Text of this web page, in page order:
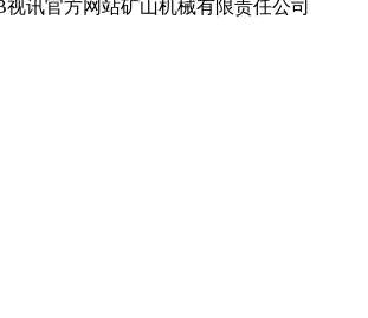
讯官方网站矿山机械有限责任公司